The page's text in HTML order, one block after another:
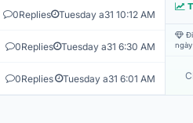
0Replies Tuesday a31 10:12 AM
0Replies Tuesday a31 6:30 AM
0Replies Tuesday a31 6:01 AM